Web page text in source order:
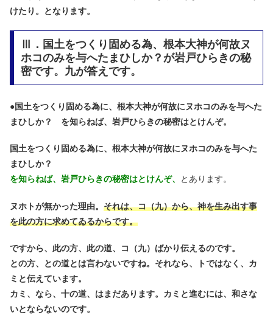
けたり。となります。
Ⅲ．国土をつくり固める為、根本大神が何故ヌ
ホコのみを与へたまひしか？が岩戸ひらきの秘
密です。九が答えです。
●国土をつくり固める為に、根本大神が何故にヌホコのみを与へた
まひしか？ を知らねば、岩戸ひらきの秘密はとけんぞ。
国土をつくり固める為に、根本大神が何故にヌホコのみを与へた
まひしか？
を知らねば、岩戸ひらきの秘密はとけんぞ、
とあります。
ヌホトが無かった理由。 それは、コ（九）から、神を生み出す事
を此の方に求めてゐるからです。
ですから、此の方、此の道、コ（九）ばかり伝えるのです。
との方、との道とは言わないですね。それなら、トではなく、カ
ミと伝えています。
カミ、なら、十の道、はまだあります。カミと進むには、和さな
いとならないのです。